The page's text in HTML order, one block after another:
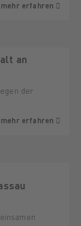
mehr erfahren
an
der
mehr erfahren